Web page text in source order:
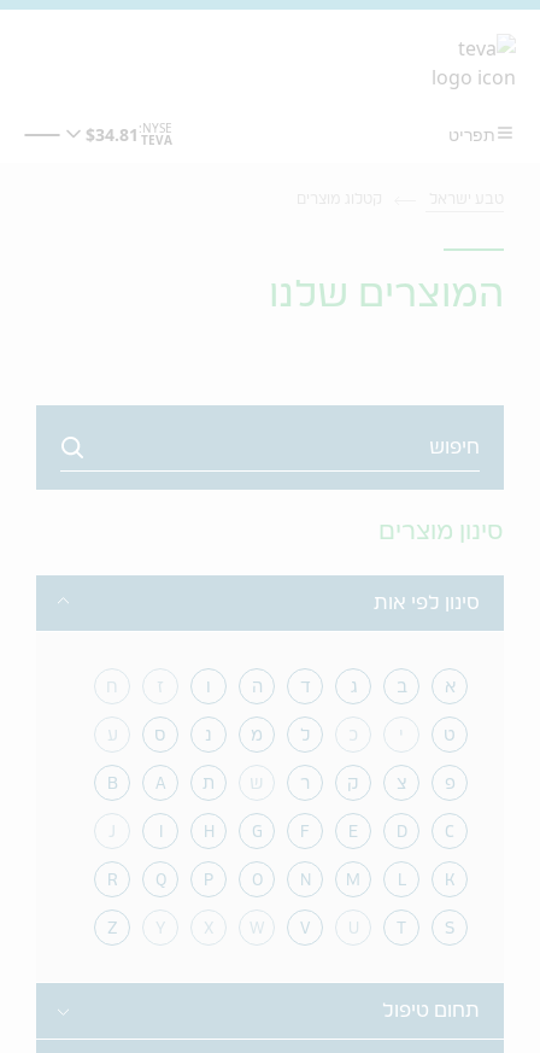
המוצרים שלנו
Search
סינון מוצרים
סינון לפי אות Toggle
א ב ג ד ה ז ח
ט י כ ל מ נ ס ע
פ צ ק ר ש ת A
B
C
D
E
F
G
H
J
K
L
M
N
O
P
Q
R
S
U
V
W
X
Y
Z
תחום טיפול Toggle